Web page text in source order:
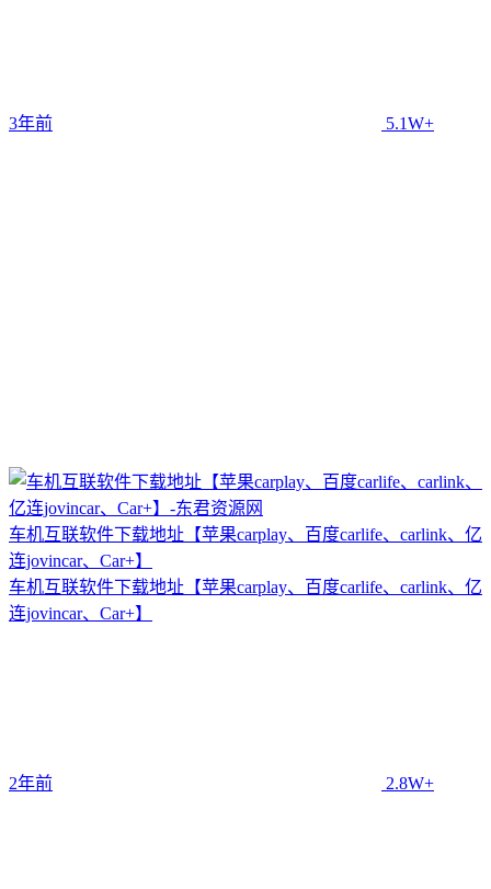
3年前 5.1W+
车机互联软件下载地址【苹果carplay、百度carlife、carlink、亿
连jovincar、Car+】
车机互联软件下载地址【苹果carplay、百度carlife、carlink、亿
连jovincar、Car+】
2年前 2.8W+